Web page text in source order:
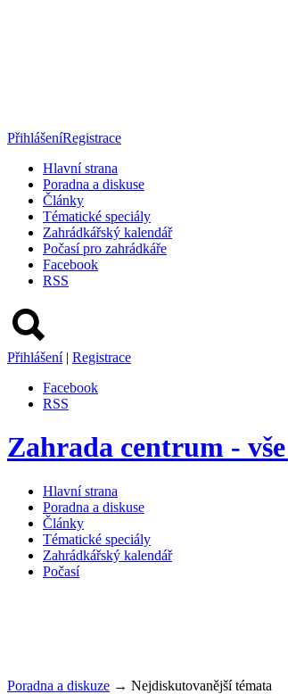
PřihlášeníRegistrace
Hlavní strana
Poradna a diskuse
Články
Tématické speciály
Zahrádkářský kalendář
Počasí pro zahrádkáře
Facebook
RSS
Přihlášení | Registrace
Facebook
RSS
Zahrada centrum -
Hlavní strana
Poradna a diskuse
Články
Tématické speciály
Zahrádkářský kalendář
Počasí
Poradna a diskuze → Nejdiskutovanější témata